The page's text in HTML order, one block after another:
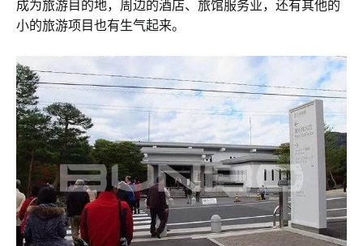
成为旅游目的地，周边的酒店、旅馆服务业，还有其他的
小的旅游项目也有生气起来。